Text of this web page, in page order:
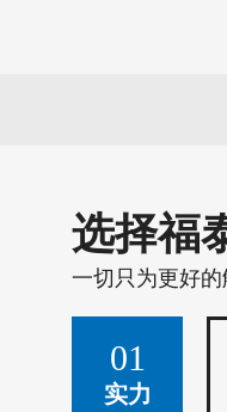
选择福
一切只为更好
01
实力